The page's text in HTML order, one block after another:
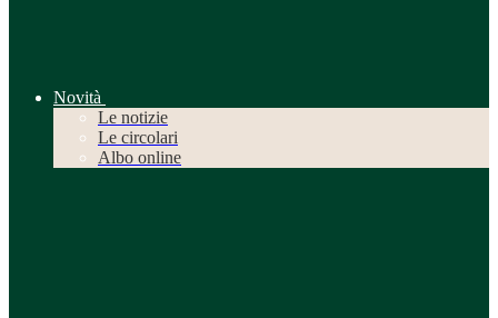
Novità
Le notizie
Le circolari
Albo online